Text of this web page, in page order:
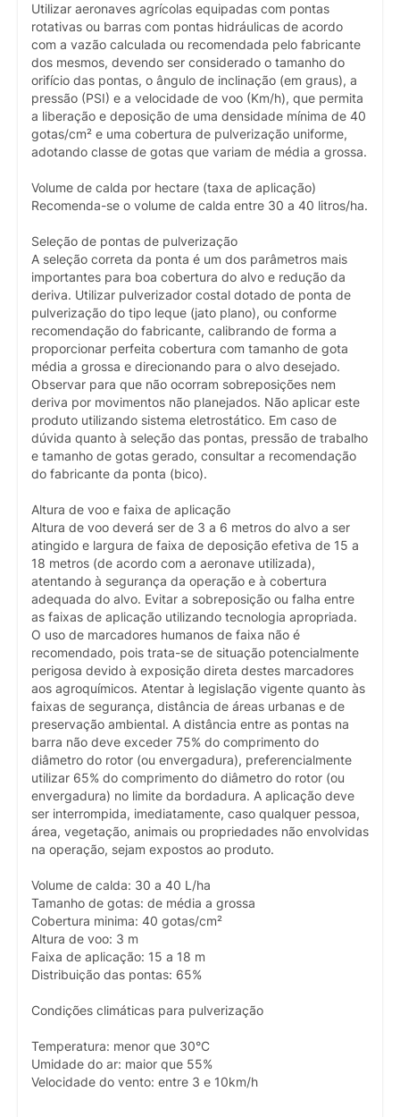
Utilizar aeronaves agrícolas equipadas com pontas
rotativas ou barras com pontas hidráulicas de acordo
com a vazão calculada ou recomendada pelo fabricante
dos mesmos, devendo ser considerado o tamanho do
orifício das pontas, o ângulo de inclinação (em graus), a
pressão (PSI) e a velocidade de voo (Km/h), que permita
a liberação e deposição de uma densidade mínima de 40
gotas/cm² e uma cobertura de pulverização uniforme,
adotando classe de gotas que variam de média a grossa.
Volume de calda por hectare (taxa de aplicação)
Recomenda-se o volume de calda entre 30 a 40 litros/ha.
Seleção de pontas de pulverização
A seleção correta da ponta é um dos parâmetros mais
importantes para boa cobertura do alvo e redução da
deriva. Utilizar pulverizador costal dotado de ponta de
pulverização do tipo leque (jato plano), ou conforme
recomendação do fabricante, calibrando de forma a
proporcionar perfeita cobertura com tamanho de gota
média a grossa e direcionando para o alvo desejado.
Observar para que não ocorram sobreposições nem
deriva por movimentos não planejados. Não aplicar este
produto utilizando sistema eletrostático. Em caso de
dúvida quanto à seleção das pontas, pressão de trabalho
e tamanho de gotas gerado, consultar a recomendação
do fabricante da ponta (bico).
Altura de voo e faixa de aplicação
Altura de voo deverá ser de 3 a 6 metros do alvo a ser
atingido e largura de faixa de deposição efetiva de 15 a
18 metros (de acordo com a aeronave utilizada),
atentando à segurança da operação e à cobertura
adequada do alvo. Evitar a sobreposição ou falha entre
as faixas de aplicação utilizando tecnologia apropriada.
O uso de marcadores humanos de faixa não é
recomendado, pois trata-se de situação potencialmente
perigosa devido à exposição direta destes marcadores
aos agroquímicos. Atentar à legislação vigente quanto às
faixas de segurança, distância de áreas urbanas e de
preservação ambiental. A distância entre as pontas na
barra não deve exceder 75% do comprimento do
diâmetro do rotor (ou envergadura), preferencialmente
utilizar 65% do comprimento do diâmetro do rotor (ou
envergadura) no limite da bordadura. A aplicação deve
ser interrompida, imediatamente, caso qualquer pessoa,
área, vegetação, animais ou propriedades não envolvidas
na operação, sejam expostos ao produto.
Volume de calda: 30 a 40 L/ha
Tamanho de gotas: de média a grossa
Cobertura minima: 40 gotas/cm²
Altura de voo: 3 m
Faixa de aplicação: 15 a 18 m
Distribuição das pontas: 65%
Condições climáticas para pulverização
Temperatura: menor que 30°C
Umidade do ar: maior que 55%
Velocidade do vento: entre 3 e 10km/h